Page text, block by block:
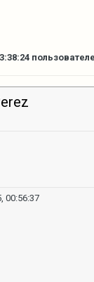
00:56:37